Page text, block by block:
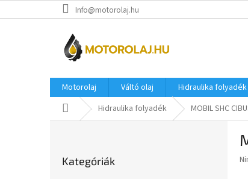
a
Info@motorolaj.hu
Motorolaj Váltó olaj Hidraulika folyadék
KezdőlapHidraulika folyadék MOBIL SHC
átugrása
Kategóriák
A